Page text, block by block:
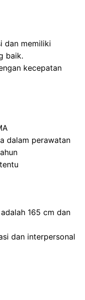
dan memiliki
baik.
kecepatan
dalam perawatan
165 cm dan
dan interpersonal